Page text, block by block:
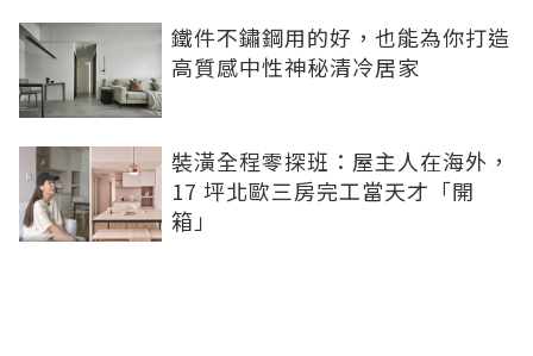
鐵件不鏽鋼用的好，也能為你打造
高質感中性神秘清冷居家
裝潢全程零探班：屋主人在海外，
17 坪北歐三房完工當天才「開
箱」